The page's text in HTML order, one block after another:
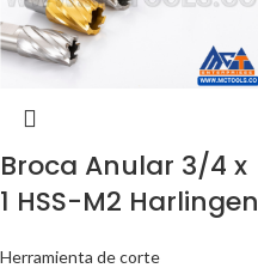
Broca Anular 3/4 x
1 HSS-M2 Harlingen
Herramienta de corte